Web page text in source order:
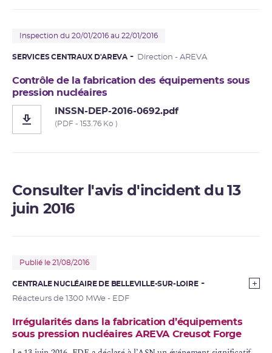
Inspection du 20/01/2016 au 22/01/2016
SERVICES CENTRAUX D'AREVA Direction - AREVA
Contrôle de la fabrication des équipements sous
pression nucléaires
INSSN-DEP-2016-0692.pdf
(PDF - 153.76 Ko )
Consulter l'avis d'incident du 13
juin 2016
Publié le 21/08/2016
CENTRALE NUCLÉAIRE DE BELLEVILLE-SUR-LOIRE
Réacteurs de 1300 MWe - EDF
Irrégularités dans la fabrication d’équipements
sous pression nucléaires AREVA Creusot Forge